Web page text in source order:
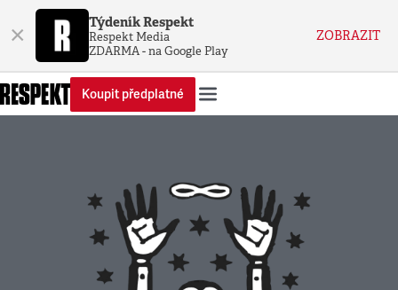
× Týdeník Respekt
Respekt Media
ZDARMA - na Google Play
ZOBRAZIT
Koupit předplatné